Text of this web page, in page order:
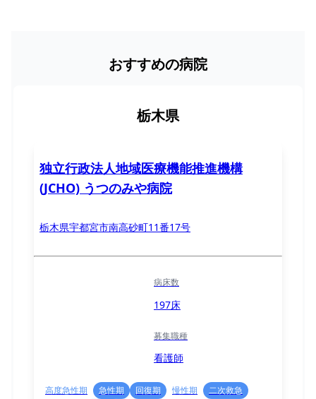
おすすめの病院
栃木県
独立行政法人地域医療機能推進機構
(JCHO) うつのみや病院
栃木県宇都宮市南高砂町11番17号
病床数
197床
募集職種
看護師
高度急性期 急性期 回復期 慢性期
二次救急